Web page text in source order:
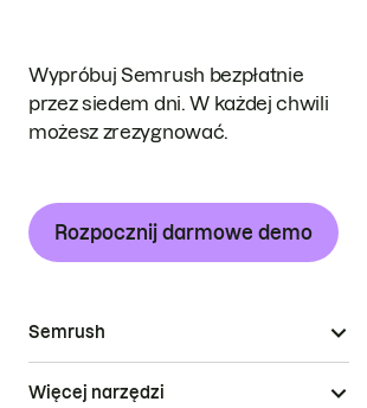
Wypróbuj Semrush bezpłatnie
przez siedem dni. W każdej chwili
możesz zrezygnować.
Rozpocznij darmowe demo
Semrush
Więcej narzędzi